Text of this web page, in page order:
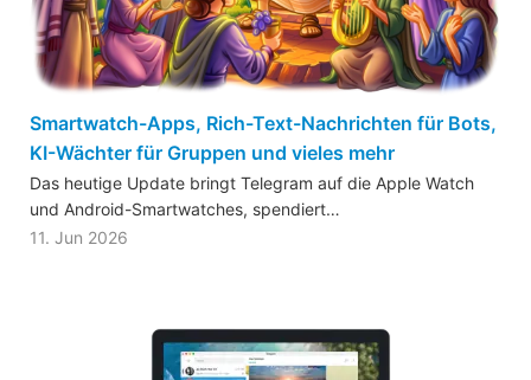
Smartwatch-Apps, Rich-Text-Nachrichten für Bots,
KI-Wächter für Gruppen und vieles mehr
Das heutige Update bringt Telegram auf die Apple Watch
und Android-Smartwatches, spendiert…
11. Jun 2026